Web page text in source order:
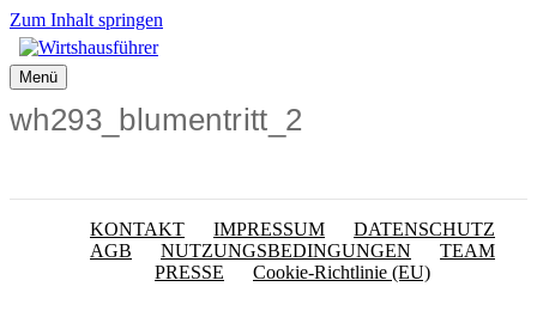
Zum Inhalt springen
Menü
wh293_blumentritt_2
KONTAKT IMPRESSUM
DATENSCHUTZ
AGB
NUTZUNGSBEDINGUNGEN
TEAM
PRESSE
Cookie-Richtlinie (EU)